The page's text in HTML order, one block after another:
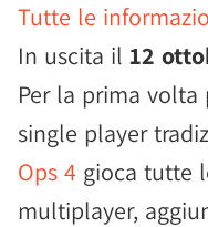
Tutte le
In uscita il 12
Per la prima
single player
Ops 4 gioca tutte
multiplayer,